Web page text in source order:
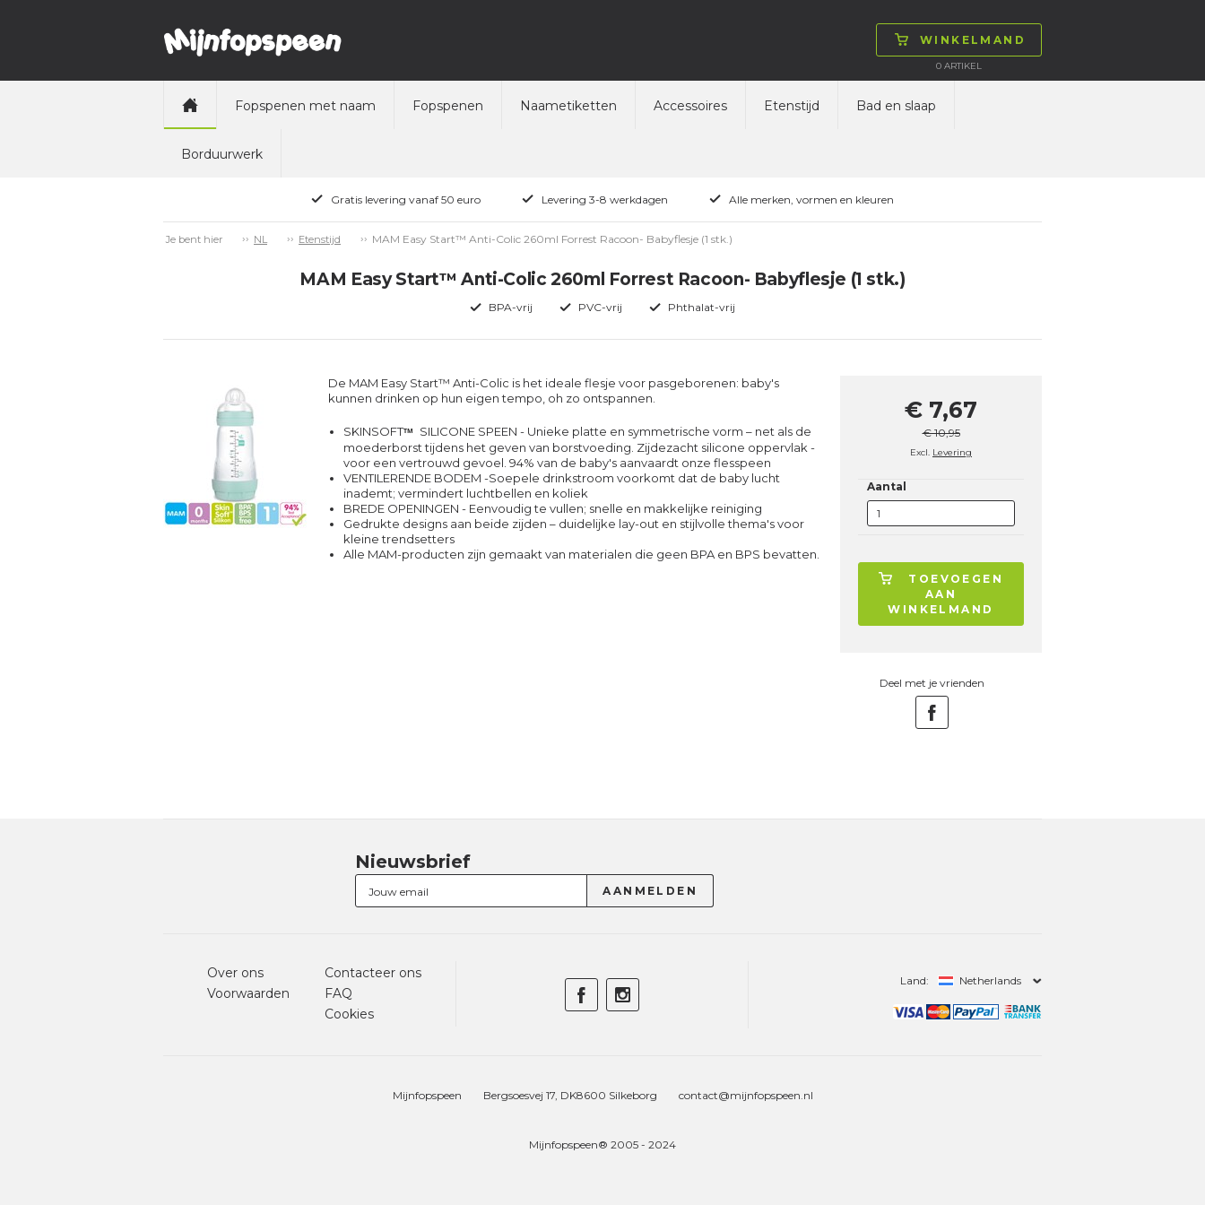
WINKELMAND
0 ARTIKEL
Fopspenen met naam Fopspenen Naametiketten Accessoires Etenstijd Bad en slaap
Borduurwerk
Gratis levering vanaf 50 euro Levering 3-8 werkdagen Alle merken, vormen en kleuren
Je bent hier NL Etenstijd MAM Easy Start™ Anti-Colic 260ml Forrest Racoon- Babyflesje (1 stk.)
MAM Easy Start™ Anti-Colic 260ml Forrest Racoon- Babyflesje (1 stk.)
BPA-vrij PVC-vrij Phthalat-vrij
De MAM Easy Start™ Anti-Colic is het ideale flesje voor pasgeborenen: baby's
kunnen drinken op hun eigen tempo, oh zo ontspannen.
SKINSOFTTM SILICONE SPEEN - Unieke platte en symmetrische vorm – net als de
moederborst tijdens het geven van borstvoeding. Zijdezacht silicone oppervlak -
voor een vertrouwd gevoel. 94% van de baby's aanvaardt onze flesspeen
VENTILERENDE BODEM -Soepele drinkstroom voorkomt dat de baby lucht
inademt; vermindert luchtbellen en koliek
BREDE OPENINGEN - Eenvoudig te vullen; snelle en makkelijke reiniging
Gedrukte designs aan beide zijden – duidelijke lay-out en stijlvolle thema's voor
kleine trendsetters
Alle MAM-producten zijn gemaakt van materialen die geen BPA en BPS bevatten.
€ 7,67
€ 10,95
Excl. Levering
Aantal
TOEVOEGEN
AAN
WINKELMAND
Deel met je vrienden
Nieuwsbrief
Over ons
Voorwaarden
Contacteer ons
FAQ
Cookies
Land: Netherlands
Mijnfopspeen Bergsoesvej 17, DK8600 Silkeborg contact@mijnfopspeen.nl
Mijnfopspeen® 2005 - 2024